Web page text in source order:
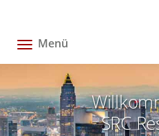
Toggle
navigation
Menü
SRC